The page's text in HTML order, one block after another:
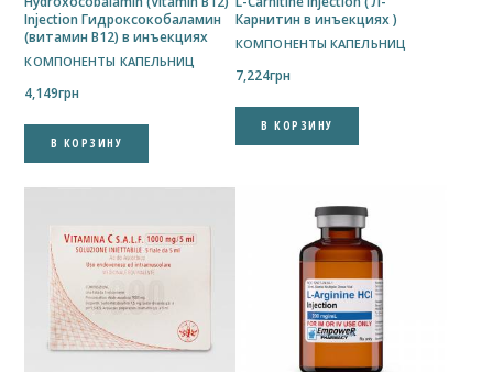
Injection Гидроксокобаламин
(витамин B12) в инъекциях
КОМПОНЕНТЫ КАПЕЛЬНИЦ
4,149грн
В КОРЗИНУ
Карнитин в инъекциях )
КОМПОНЕНТЫ КАПЕЛЬНИЦ
7,224грн
В КОРЗИНУ